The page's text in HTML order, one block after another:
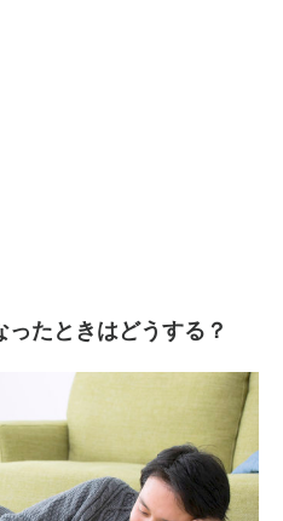
たときはどうする？